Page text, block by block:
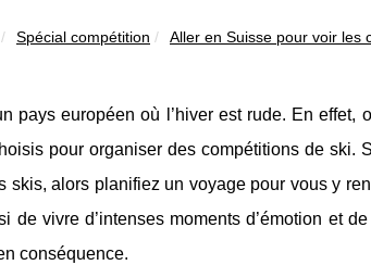
Spécial compétition Aller en Suisse pour voir les
pays européen où l’hiver est rude. En
pour organiser des compétitions de
skis, alors planifiez un voyage pour vous y
de vivre d’intenses moments d’émotion et
conséquence.